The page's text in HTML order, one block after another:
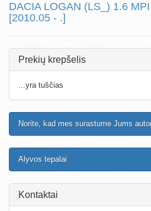
DACIA LOGAN (LS_) 1.6
[2010.05 - .]
Prekių krepšelis
...yra tuščias
Norite, kad mes surastume Jums
Alyvos tepalai
Kontaktai